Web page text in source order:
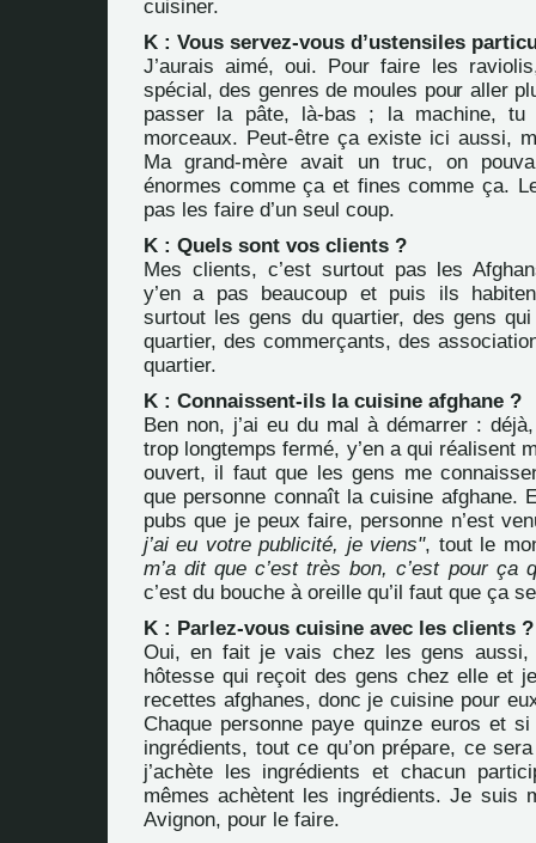
cuisiner.
K : Vous servez-vous d’ustensiles
J’aurais aimé, oui. Pour faire les
spécial, des genres de moules pour aller
passer la pâte, là-bas ; la machine, tu
morceaux. Peut-être ça existe ici aussi,
Ma grand-mère avait un truc, on
énormes comme ça et fines comme ça.
pas les faire d’un seul coup.
K : Quels sont vos clients ?
Mes clients, c’est surtout pas les
y’en a pas beaucoup et puis ils
surtout les gens du quartier, des gens
quartier, des commerçants, des
quartier.
K : Connaissent-ils la cuisine afghane ?
Ben non, j’ai eu du mal à démarrer :
trop longtemps fermé, y’en a qui réalisent
ouvert, il faut que les gens me
que personne connaît la cuisine afghane.
pubs que je peux faire, personne n’est
j’ai eu votre publicité, je viens", tout le
m’a dit que c’est très bon, c’est pour ça
c’est du bouche à oreille qu’il faut que ça
K : Parlez-vous cuisine avec les clients ?
Oui, en fait je vais chez les gens aussi,
hôtesse qui reçoit des gens chez elle et
recettes afghanes, donc je cuisine pour
Chaque personne paye quinze euros et
ingrédients, tout ce qu’on prépare, ce
j’achète les ingrédients et chacun
mêmes achètent les ingrédients. Je suis
Avignon, pour le faire.